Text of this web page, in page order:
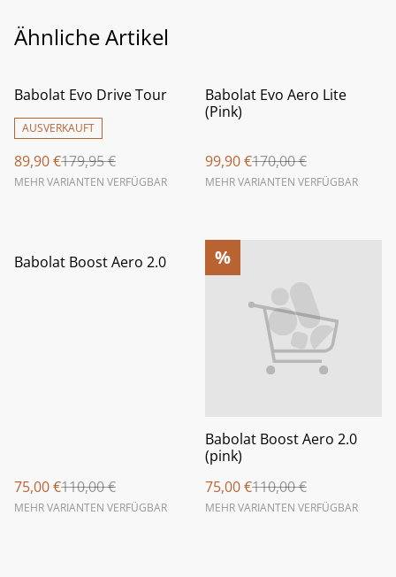
Ähnliche Artikel
%
Babolat Evo Drive Tour
AUSVERKAUFT
89,90 €179,95 €
MEHR VARIANTEN VERFÜGBAR
%
Babolat Evo Aero Lite
(Pink)
99,90 €170,00 €
MEHR VARIANTEN VERFÜGBAR
%
Babolat Boost Aero 2.0
75,00 €110,00 €
MEHR VARIANTEN VERFÜGBAR
%
Babolat Boost Aero 2.0
(pink)
75,00 €110,00 €
MEHR VARIANTEN VERFÜGBAR